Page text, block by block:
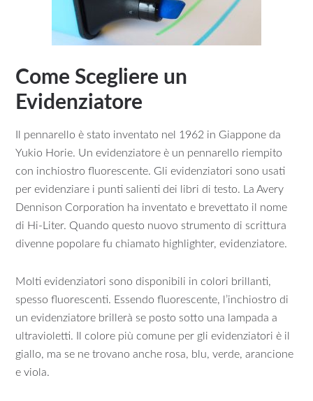
Come Scegliere un
Evidenziatore
Il pennarello è stato inventato nel 1962 in Giappone da
Yukio Horie. Un evidenziatore è un pennarello riempito
con inchiostro fluorescente. Gli evidenziatori sono usati
per evidenziare i punti salienti dei libri di testo. La Avery
Dennison Corporation ha inventato e brevettato il nome
di Hi-Liter. Quando questo nuovo strumento di scrittura
divenne popolare fu chiamato highlighter, evidenziatore.
Molti evidenziatori sono disponibili in colori brillanti,
spesso fluorescenti. Essendo fluorescente, l’inchiostro di
un evidenziatore brillerà se posto sotto una lampada a
ultravioletti. Il colore più comune per gli evidenziatori è il
giallo, ma se ne trovano anche rosa, blu, verde, arancione
e viola.